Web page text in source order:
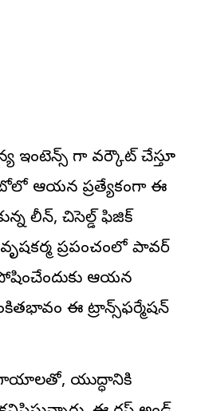
ఇంటెన్స్ గా వర్కౌట్ చేస్తూ
ఆయన ప్రత్యేకంగా ఈ
లీన్, చిసెల్డ్ ఫిజిక్
వృషకర్మ ప్రపంచంలో పావర్
పోషించేందుకు ఆయన
ఈ ట్రాన్స్‌ఫర్మేషన్
యుద్ధానికి